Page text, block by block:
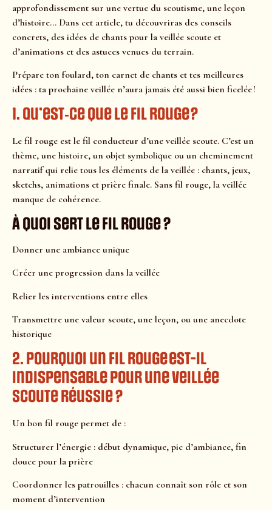
approfondissement sur une vertue du scoutisme, une leçon
d’histoire… Dans cet article, tu découvriras des conseils
concrets, des idées de chants pour la veillée scoute et
d’animations et des astuces venues du terrain.
Prépare ton foulard, ton carnet de chants et tes meilleures
idées : ta prochaine veillée n’aura jamais été aussi bien ficelée !
1. Qu’est‑ce que le fil rouge ?
Le fil rouge est le fil conducteur d’une veillée scoute. C’est un
thème, une histoire, un objet symbolique ou un cheminement
narratif qui relie tous les éléments de la veillée : chants, jeux,
sketchs, animations et prière finale. Sans fil rouge, la veillée
manque de cohérence.
À quoi sert le fil rouge ?
Donner une ambiance unique
Créer une progression dans la veillée
Relier les interventions entre elles
Transmettre une valeur scoute, une leçon, ou une anecdote
historique
2. Pourquoi un fil rouge est-il
indispensable pour une veillée
scoute réussie ?
Un bon fil rouge permet de :
Structurer l’énergie : début dynamique, pic d’ambiance, fin
douce pour la prière
Coordonner les patrouilles : chacun connaît son rôle et son
moment d’intervention